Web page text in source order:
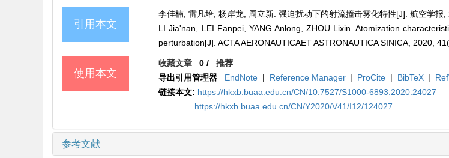
引用本文
李佳楠, 雷凡培, 杨岸龙, 周立新. 强迫扰动下的射流撞击雾化特性[J]. 航空学
LI Jia'nan, LEI Fanpei, YANG Anlong, ZHOU Lixin. Atomization
perturbation[J]. ACTA AERONAUTICAET ASTRONAUTICA SINICA, 2020,
使用本文
收藏文章 0 /推荐
导出引用管理器
EndNote | Reference Manager | ProCite | BibTeX |
链接本文: https://hkxb.buaa.edu.cn/CN/10.7527/S1000-6893.2020.24027
https://hkxb.buaa.edu.cn/CN/Y2020/V41/I12/124027
参考文献